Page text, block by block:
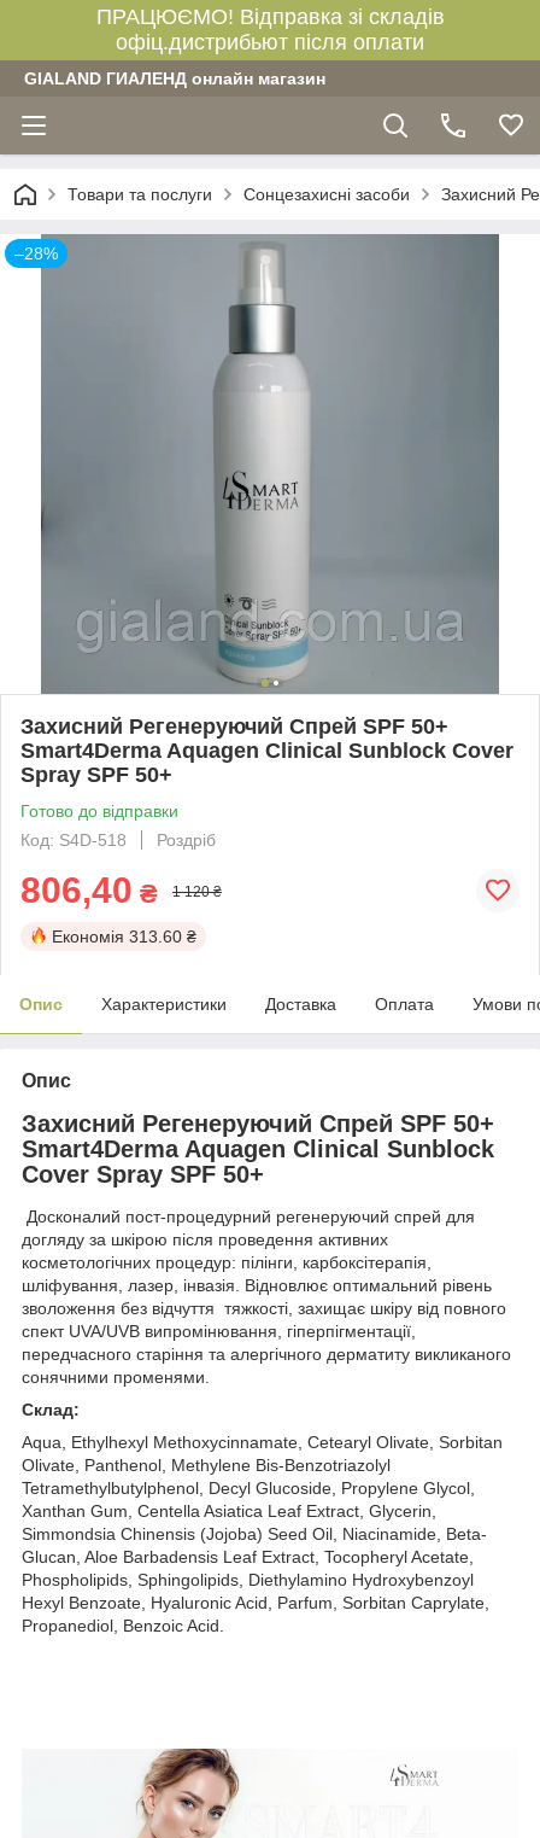
ПРАЦЮЄМО! Відправка зі складів
офіц.дистрибьют після оплати
GIALAND ГИАЛЕНД онлайн магазин
Товари та послуги Сонцезахисні засоби Захисний
–28%
Захисний Регенеруючий Спрей SPF 50+
Smart4Derma Aquagen Clinical Sunblock Cover
Spray SPF 50+
Готово до відправки
Код: S4D-518
Роздріб
806,40 ₴ 1 120 ₴
Економія 313.60 ₴
Опис Характеристики Доставка Оплата Умови
Опис
Захисний Регенеруючий Спрей SPF 50+
Smart4Derma Aquagen Clinical Sunblock
Cover Spray SPF 50+
Досконалий пост-процедурний регенеруючий спрей для
догляду за шкірою після проведення активних
косметологічних процедур: пілінги, карбоксітерапія,
шліфування, лазер, інвазія. Відновлює оптимальний рівень
зволоження без відчуття тяжкості, захищає шкіру від повного
спект UVA/UVB випромінювання, гіперпігментації,
передчасного старіння та алергічного дерматиту викликаного
сонячними променями.
Склад:
Aqua, Ethylhexyl Methoxycinnamate, Cetearyl Olivate, Sorbitan
Olivate, Panthenol, Methylene Bis-Benzotriazolyl
Tetramethylbutylphenol, Decyl Glucoside, Propylene Glycol,
Xanthan Gum, Centella Asiatica Leaf Extract, Glycerin,
Simmondsia Chinensis (Jojoba) Seed Oil, Niacinamide, Beta-
Glucan, Aloe Barbadensis Leaf Extract, Tocopheryl Acetate,
Phospholipids, Sphingolipids, Diethylamino Hydroxybenzoyl
Hexyl Benzoate, Hyaluronic Acid, Parfum, Sorbitan Caprylate,
Propanediol, Benzoic Acid.